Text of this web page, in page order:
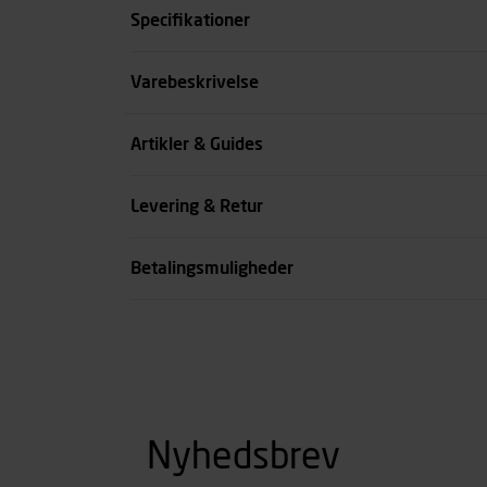
Specifikationer
Størrelse
Varebeskrivelse
Artikler & Guides
Levering & Retur
Betalingsmuligheder
Nyhedsbrev